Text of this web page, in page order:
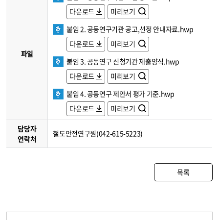
파일
다운로드
미리보기
붙임 2. 공동연구기관 공고,선정 안내자료.hwp
다운로드
미리보기
붙임 3. 공동연구 신청기관 제출양식.hwp
다운로드
미리보기
붙임 4. 공동연구 제안서 평가 기준.hwp
다운로드
미리보기
담당자
연락처
철도안전연구원(042-615-5223)
목록